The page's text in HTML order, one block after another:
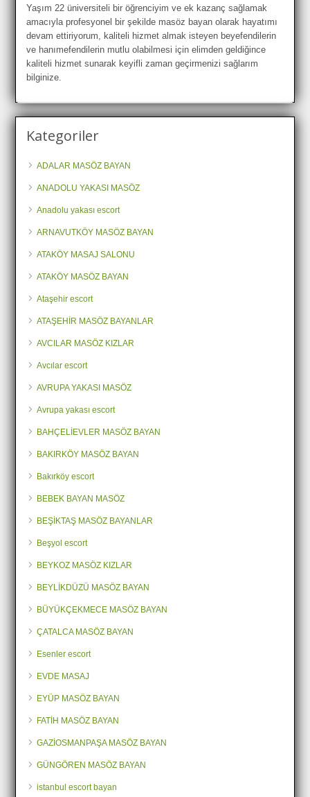
Yaşım 22 üniversiteli bir öğrenciyim ve ek kazanç sağlamak
amacıyla profesyonel bir şekilde masöz bayan olarak hayatımı
devam ettiriyorum, kaliteli hizmet almak isteyen beyefendilerin
ve hanımefendilerin mutlu olabilmesi için elimden geldiğince
kaliteli hizmet sunarak keyifli zaman geçirmenizi sağlarım
bilginize.
Kategoriler
ADALAR MASÖZ BAYAN
ANADOLU YAKASI MASÖZ
Anadolu yakası escort
ARNAVUTKÖY MASÖZ BAYAN
ATAKÖY MASAJ SALONU
ATAKÖY MASÖZ BAYAN
Ataşehir escort
ATAŞEHİR MASÖZ BAYANLAR
AVCILAR MASÖZ KIZLAR
Avcılar escort
AVRUPA YAKASI MASÖZ
Avrupa yakası escort
BAHÇELİEVLER MASÖZ BAYAN
BAKIRKÖY MASÖZ BAYAN
Bakırköy escort
BEBEK BAYAN MASÖZ
BEŞİKTAŞ MASÖZ BAYANLAR
Beşyol escort
BEYKOZ MASÖZ KIZLAR
BEYLİKDÜZÜ MASÖZ BAYAN
BÜYÜKÇEKMECE MASÖZ BAYAN
ÇATALCA MASÖZ BAYAN
Esenler escort
EVDE MASAJ
EYÜP MASÖZ BAYAN
FATİH MASÖZ BAYAN
GAZİOSMANPAŞA MASÖZ BAYAN
GÜNGÖREN MASÖZ BAYAN
istanbul escort bayan